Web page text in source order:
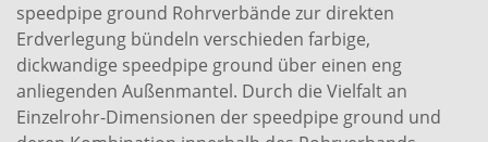
speedpipe ground Rohrverbände zur direkten
Erdverlegung bündeln verschieden farbige,
dickwandige speedpipe ground über einen eng
anliegenden Außenmantel. Durch die Vielfalt an
Einzelrohr-Dimensionen der speedpipe ground und